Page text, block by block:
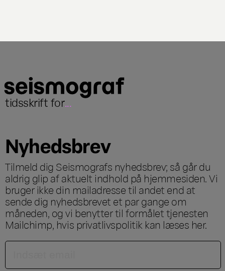
tidsskrift for...
Nyhedsbrev
Tilmeld dig Seismografs nyhedsbrev; så går du
aldrig glip af aktuelt indhold på hjemmesiden. Vi
bruger ikke din mailadresse til andet end at
sende dig nyhedsbrevet et par gange om
måneden, og vi benytter til formålet tjenesten
Mailchimp, hvis privatlivspolitik kan læses her.